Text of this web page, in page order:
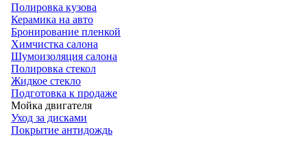
Полировка кузова
Керамика на авто
Бронирование пленкой
Химчистка салона
Шумоизоляция салона
Полировка стекол
Жидкое стекло
Подготовка к продаже
Мойка двигателя
Уход за дисками
Покрытие антидождь